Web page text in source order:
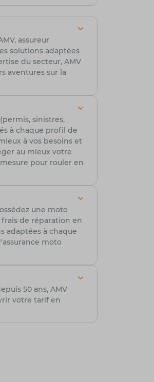
assureur
solutions adaptées
du secteur, AMV
aventures sur la
sinistres,
à chaque profil de
à vos besoins et
au mieux votre
pour rouler en
une moto
de réparation en
adaptées à chaque
moto
50 ans, AMV
votre tarif en